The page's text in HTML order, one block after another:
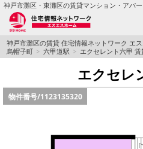
神戸市灘区・東灘区の賃貸マンション・アパー
TOPページ
学生さん向け物件
神戸市灘区の賃貸 住宅情報ネットワーク エ
烏帽子町
六甲道駅 エクセレント六甲
エクセレ
物件番号/1123135320